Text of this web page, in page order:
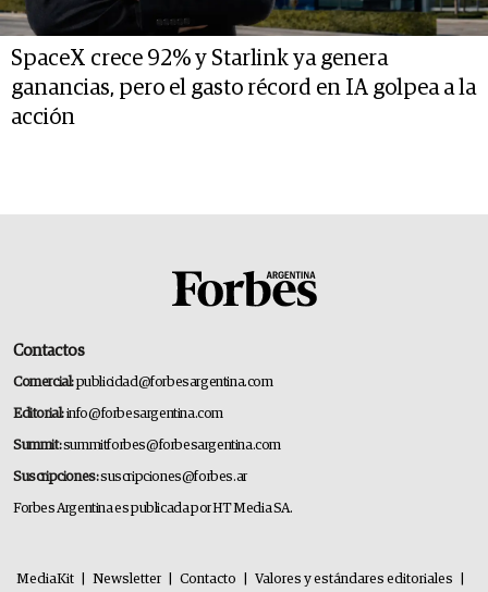
SpaceX crece 92% y Starlink ya genera
ganancias, pero el gasto récord en IA golpea a la
acción
Contactos
Comercial:publicidad@forbesargentina.com
Editorial:info@forbesargentina.com
Summit:summitforbes@forbesargentina.com
Suscripciones:suscripciones@forbes.ar
Forbes Argentina es publicada por HT Media SA.
MediaKit Newsletter Contacto Valores y estándares editoriales